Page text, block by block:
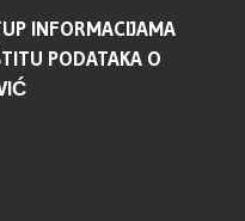
INFORMACIJAMA
PODATAKA O